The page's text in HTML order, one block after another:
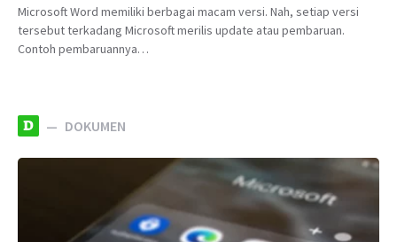
Microsoft Word memiliki berbagai macam versi. Nah, setiap versi
tersebut terkadang Microsoft merilis update atau pembaruan.
Contoh pembaruannya…
D DOKUMEN